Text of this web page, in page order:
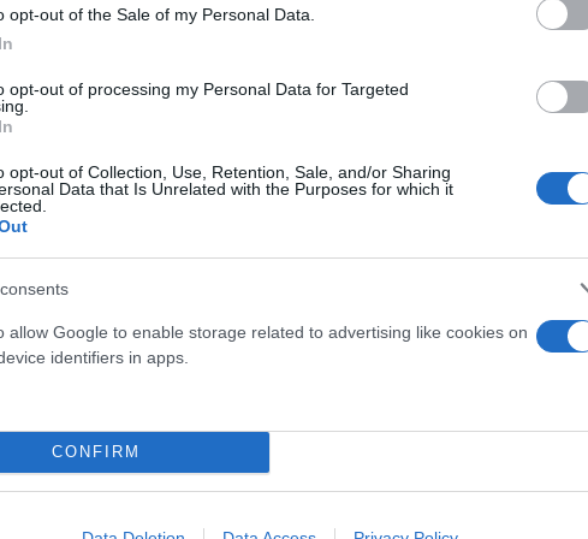
opt-out of the Sale of my Personal Data.
opt-out of processing my Personal Data for Targeted
opt-out of Collection, Use, Retention, Sale, and/or Sharing
Data that Is Unrelated with the Purposes for which it
allow Google to enable storage related to advertising like cookies on
identifiers in apps.
CONFIRM
κόσμου στο γήπεδο
(video)
επιστήμονες ρίχνουν φως στις